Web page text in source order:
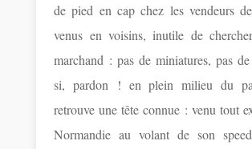
de pied en cap chez les vendeurs
venus en voisins, inutile de
marchand : pas de miniatures, pas
si, pardon ! en plein milieu du
retrouve une tête connue : venu tout
Normandie au volant de son